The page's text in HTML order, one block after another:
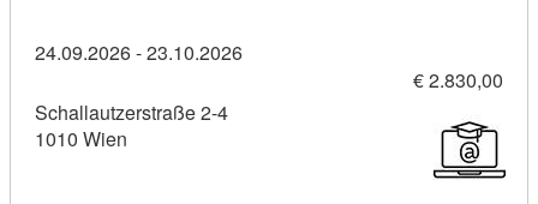
24.09.2026 - 23.10.2026
€ 2.830,00
Schallautzerstraße 2-4
1010 Wien